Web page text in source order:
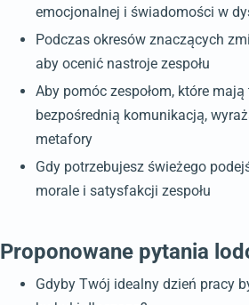
emocjonalnej i świadomości w
Podczas okresów znaczących
aby ocenić nastroje zespołu
Aby pomóc zespołom, które
bezpośrednią komunikacją,
metafory
Gdy potrzebujesz świeżego
morale i satysfakcji zespołu
Proponowane pytania
Gdyby Twój idealny dzień pracy